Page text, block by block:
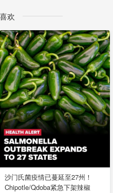
欢
沙门氏菌疫情已蔓延至27州！
Chipotle/Qdoba紧急下架辣椒